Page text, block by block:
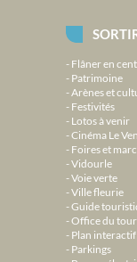
Flâner en
Patrimoine
Arènes et
Festivités
Lotos à venir
Cinéma Le
Foires et
Vidourle
Voie verte
Ville fleurie
Guide
Office du
Plan interactif
Parkings